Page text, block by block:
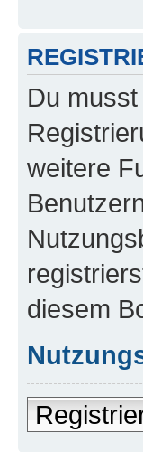
Du
weitere
diesem